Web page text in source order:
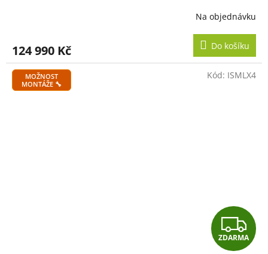
R
M
A
Na objednávku
124 990 Kč Do košíku
MOŽNOST
MONTÁŽE 🔧
Z
ZDARMA
Kód: ISMLX4